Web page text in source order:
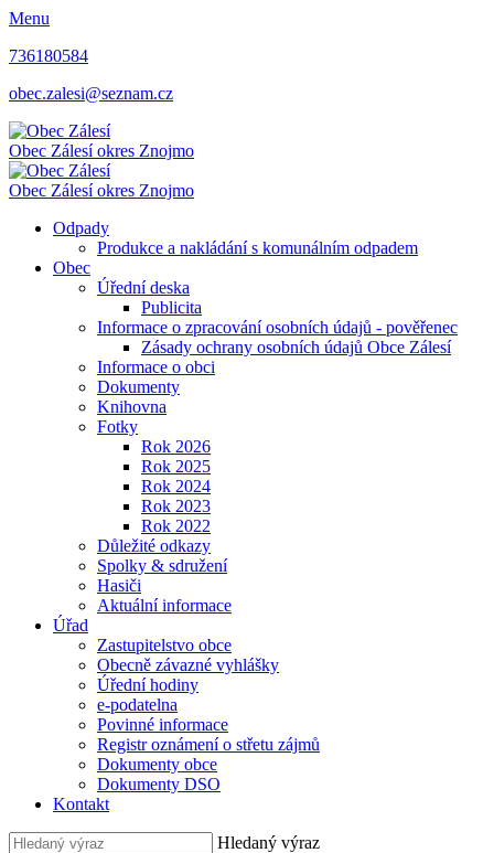
Menu
736180584
obec.zalesi@seznam.cz
Obec Zálesíokres Znojmo
Obec Zálesíokres Znojmo
Odpady
Produkce a nakládání s komunálním odpadem
Obec
Úřední deska
Publicita
Informace o zpracování osobních údajů - pověřenec
Zásady ochrany osobních údajů Obce Zálesí
Informace o obci
Dokumenty
Knihovna
Fotky
Rok 2026
Rok 2025
Rok 2024
Rok 2023
Rok 2022
Důležité odkazy
Spolky & sdružení
Hasiči
Aktuální informace
Úřad
Zastupitelstvo obce
Obecně závazné vyhlášky
Úřední hodiny
e-podatelna
Povinné informace
Registr oznámení o střetu zájmů
Dokumenty obce
Dokumenty DSO
Kontakt
Hledaný výraz